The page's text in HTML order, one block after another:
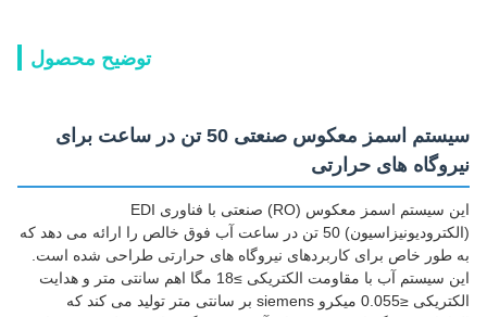
توضیح محصول
سیستم اسمز معکوس صنعتی 50 تن در ساعت برای
نیروگاه های حرارتی
این سیستم اسمز معکوس (RO) صنعتی با فناوری EDI
(الکترودیونیزاسیون) 50 تن در ساعت آب فوق خالص را ارائه می دهد که
به طور خاص برای کاربردهای نیروگاه های حرارتی طراحی شده است.
این سیستم آب با مقاومت الکتریکی ≥18 مگا اهم سانتی متر و هدایت
الکتریکی ≤0.055 میکرو siemens بر سانتی متر تولید می کند که